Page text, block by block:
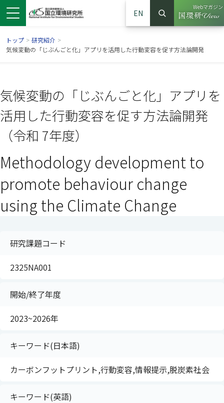
ドウで開きます）
ンドウで開きます）
ウインドウで開きます）
EN
サイト内検索
検索
Webマガジン
（別ウイ
トップ > 研究紹介 >
気候変動の「じぶんごと化」アプリを活用した行動変容を促す方法論開発
気候変動の「じぶんごと化」アプリを
活用した行動変容を促す方法論開発
（令和 7年度）
Methodology development to
promote behaviour change
using the Climate Change
研究課題コード
2325NA001
開始/終了年度
2023~2026年
キーワード(日本語)
カーボンフットプリント,行動変容,情報提示,脱炭素社会
キーワード(英語)